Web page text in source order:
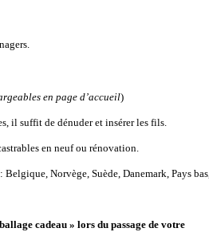
en page d’accueil)
il suffit de dénuder et insérer les fils.
en neuf ou rénovation.
Norvège, Suède, Danemark, Pays bas,
cadeau » lors du passage de votre